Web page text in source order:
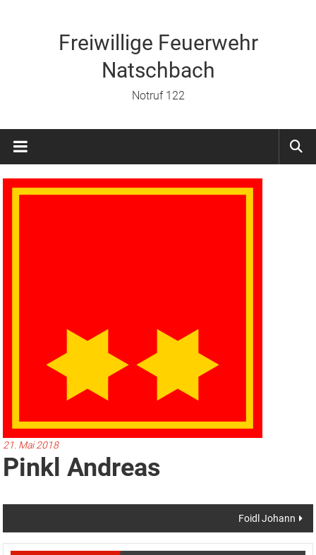
Freiwillige Feuerwehr
Natschbach
Notruf 122
21. Mai 2018
Pinkl Andreas
Foidl Johann